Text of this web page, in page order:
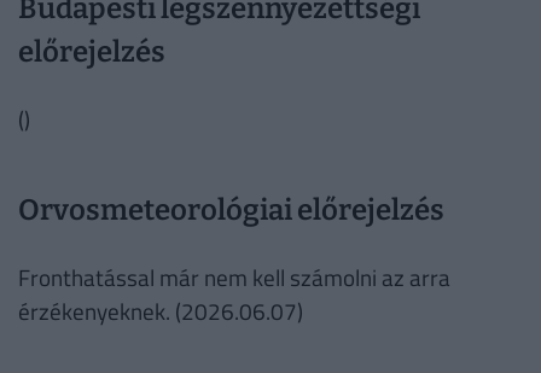
Budapesti légszennyezettségi
előrejelzés
()
Orvosmeteorológiai előrejelzés
Fronthatással már nem kell számolni az arra
érzékenyeknek. (2026.06.07)